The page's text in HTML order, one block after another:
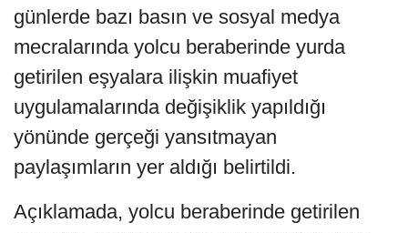
günlerde bazı basın ve sosyal medya
mecralarında yolcu beraberinde yurda
getirilen eşyalara ilişkin muafiyet
uygulamalarında değişiklik yapıldığı
yönünde gerçeği yansıtmayan
paylaşımların yer aldığı belirtildi.
Açıklamada, yolcu beraberinde getirilen